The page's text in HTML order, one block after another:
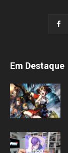
Em Destaque